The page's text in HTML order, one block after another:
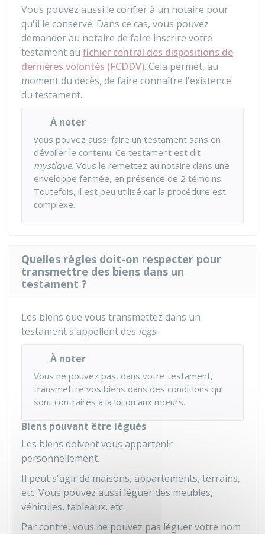
Vous pouvez aussi le confier à un notaire pour
qu'il le conserve. Dans ce cas, vous pouvez
demander au notaire de faire inscrire votre
testament au fichier central des dispositions de
dernières volontés (FCDDV). Cela permet, au
moment du décès, de faire connaître l'existence
du testament.
À noter
vous pouvez aussi faire un testament sans en
dévoiler le contenu. Ce testament est dit
mystique. Vous le remettez au notaire dans une
enveloppe fermée, en présence de 2 témoins.
Toutefois, il est peu utilisé car la procédure est
complexe.
Quelles règles doit-on respecter pour
transmettre des biens dans un
testament ?
Les biens que vous transmettez dans un
testament s'appellent des legs.
À noter
Vous ne pouvez pas, dans votre testament,
transmettre vos biens dans des conditions qui
sont contraires à la loi ou aux mœurs.
Biens pouvant être légués
Les biens doivent vous appartenir
personnellement.
Il peut s'agir de maisons, appartements, terrains,
etc. Vous pouvez aussi léguer des meubles,
véhicules, tableaux, etc.
Par contre, vous ne pouvez pas léguer votre nom